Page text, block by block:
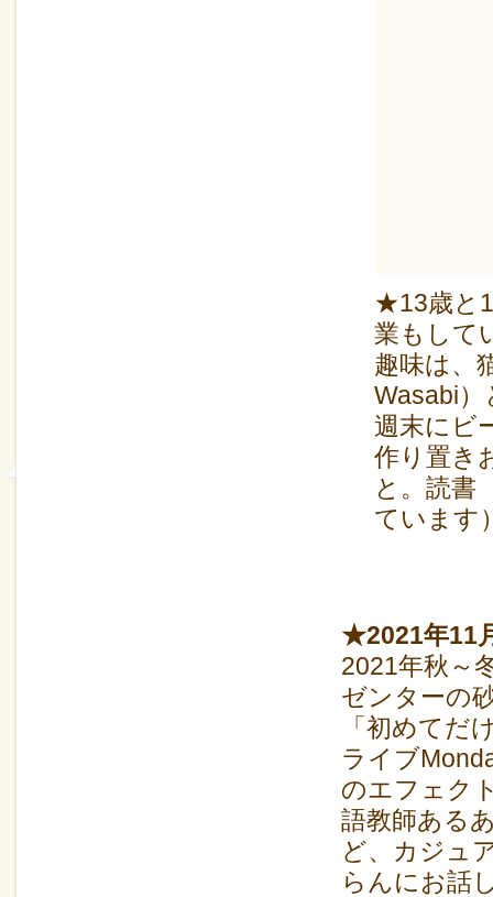
★13歳と
業もして
趣味は、
Wasabi
週末にビ
作り置き
と。読書
ています
★2021年11
2021年秋～
ゼンターの
「初めてだ
ライブ
のエフェク
語教師ある
ど、カジュ
らんにお話